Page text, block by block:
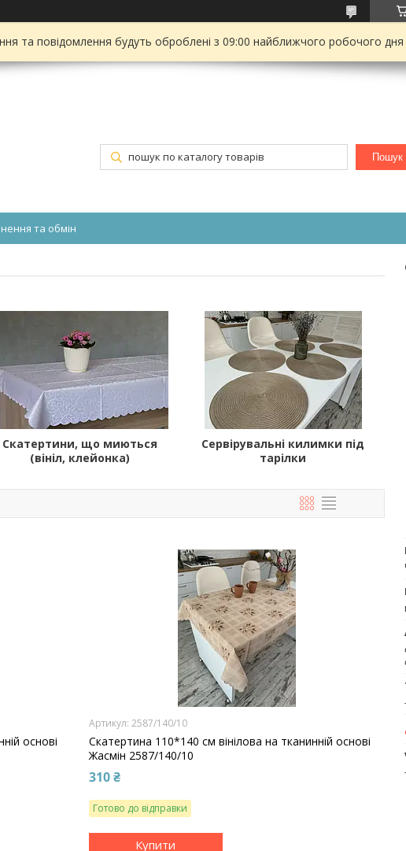
та повідомлення будуть оброблені з 09:00 найближчого робочого дня
Пошук
та обмін
Скатертини, що миються
(вініл, клейонка)
Сервірувальні килимки під
тарілки
основі
2587/140/10
Скатертина 110*140 см вінілова на тканинній основі
Жасмін 2587/140/10
310 ₴
Готово до відправки
Купити